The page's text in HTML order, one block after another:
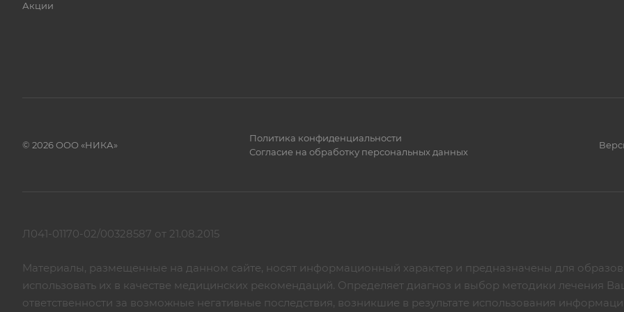
Акции
© 2026 ООО «НИКА»
Политика конфиденциальности
Согласие на обработку персональных данных
Л041-01170-02/00328587 от 21.08.2015
Материалы, размещенные на данном сайте, носят информационный характер и предназначены для
использовать их в качестве медицинских рекомендаций. Определяет диагноз и выбор методики лечения
ответственности за возможные негативные последствия, возникшие в результате использования